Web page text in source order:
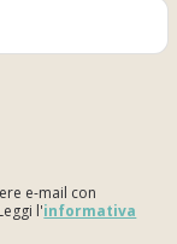
e-mail con
l'informativa